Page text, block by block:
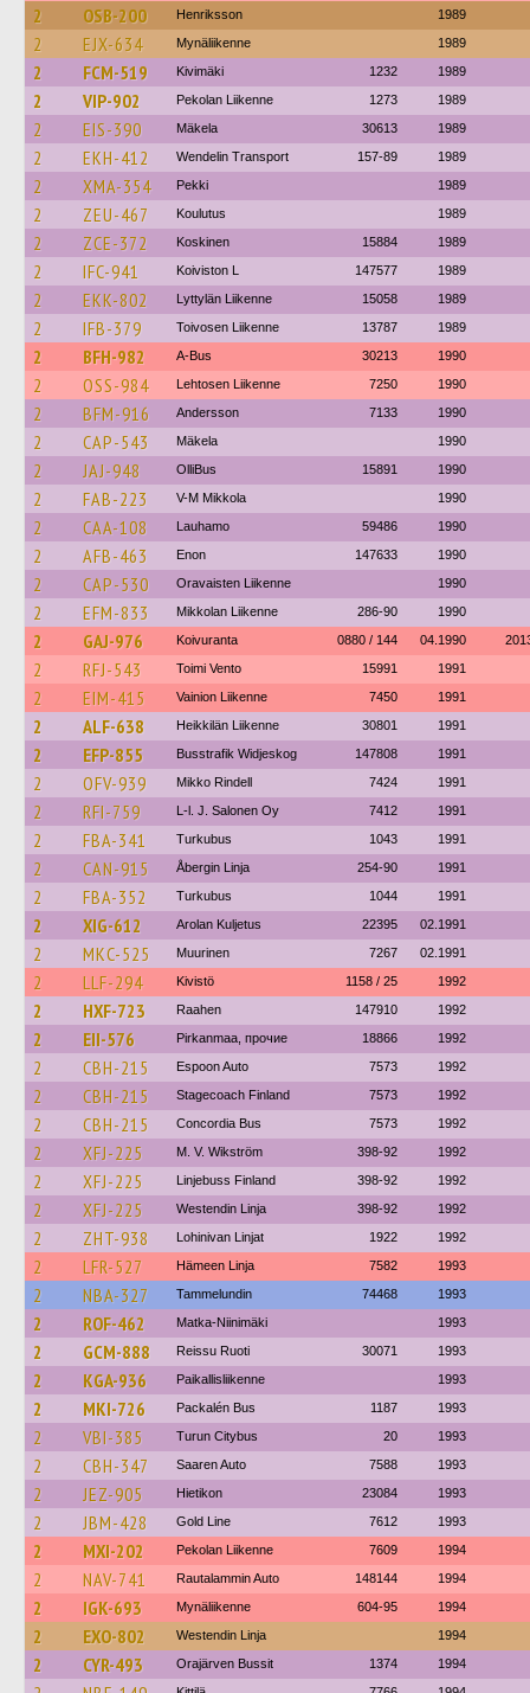
2 OSB-200 Henriksson 1989
2 EJX-634 Mynäliikenne 1989
2 FCM-519 Kivimäki 1232 1989
2 VIP-902 Pekolan Liikenne 1273 1989
2 EIS-390 Mäkela 30613 1989
2 EKH-412 Wendelin Transport 157-89 1989
2 XMA-354 Pekki 1989
2 ZEU-467 Koulutus 1989
2 ZCE-372 Koskinen 15884 1989
2 IFC-941 Koiviston L 147577 1989
2 EKK-802 Lyttylän Liikenne 15058 1989
2 IFB-379 Toivosen Liikenne 13787 1989
2 BFH-982 A-Bus 30213 1990
2 OSS-984 Lehtosen Liikenne 7250 1990
2 BFM-916 Andersson 7133 1990
2 CAP-543 Mäkela 1990
2 JAJ-948 OlliBus 15891 1990
2 FAB-223 V-M Mikkola 1990
2 CAA-108 Lauhamo 59486 1990
2 AFB-463 Enon 147633 1990
2 CAP-530 Oravaisten Liikenne 1990
2 EFM-833 Mikkolan Liikenne 286-90 1990
2 GAJ-976 Koivuranta 0880 / 144 04.1990
2 RFJ-543 Toimi Vento 15991 1991
2 EIM-415 Vainion Liikenne 7450 1991
2 ALF-638 Heikkilän Liikenne 30801 1991
2 EFP-855 Busstrafik Widjeskog 147808 1991
2 OFV-939 Mikko Rindell 7424 1991
2 RFI-759 L-l. J. Salonen Oy 7412 1991
2 FBA-341 Turkubus 1043 1991
2 CAN-915 Åbergin Linja 254-90 1991
2 FBA-352 Turkubus 1044 1991
2 XIG-612 Arolan Kuljetus 22395 02.1991
2 MKC-525 Muurinen 7267 02.1991
2 LLF-294 Kivistö 1158 / 25 1992
2 HXF-723 Raahen 147910 1992
2 EII-576 Pirkanmaa, прочие 18866 1992
2 CBH-215 Espoon Auto 7573 1992
2 CBH-215 Stagecoach Finland 7573 1992
2 CBH-215 Concordia Bus 7573 1992
2 XFJ-225 M. V. Wikström 398-92 1992
2 XFJ-225 Linjebuss Finland 398-92 1992
2 XFJ-225 Westendin Linja 398-92 1992
2 ZHT-938 Lohinivan Linjat 1922 1992
2 LFR-527 Hämeen Linja 7582 1993
2 NBA-327 Tammelundin 74468 1993
2 ROF-462 Matka-Niinimäki 1993
2 GCM-888 Reissu Ruoti 30071 1993
2 KGA-936 Paikallisliikenne 1993
2 MKI-726 Packalén Bus 1187 1993
2 VBI-385 Turun Citybus 20 1993
2 CBH-347 Saaren Auto 7588 1993
2 JEZ-905 Hietikon 23084 1993
2 JBM-428 Gold Line 7612 1993
2 MXI-202 Pekolan Liikenne 7609 1994
2 NAV-741 Rautalammin Auto 148144 1994
2 IGK-693 Mynäliikenne 604-95 1994
2 EXO-802 Westendin Linja 1994
2 CYR-493 Orajärven Bussit 1374 1994